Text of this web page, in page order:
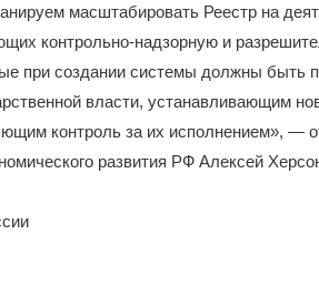
масштабировать Реестр на
контрольно-надзорную и
при создании системы должны быть
власти, устанавливающим
контроль за их исполнением», —
развития РФ Алексей